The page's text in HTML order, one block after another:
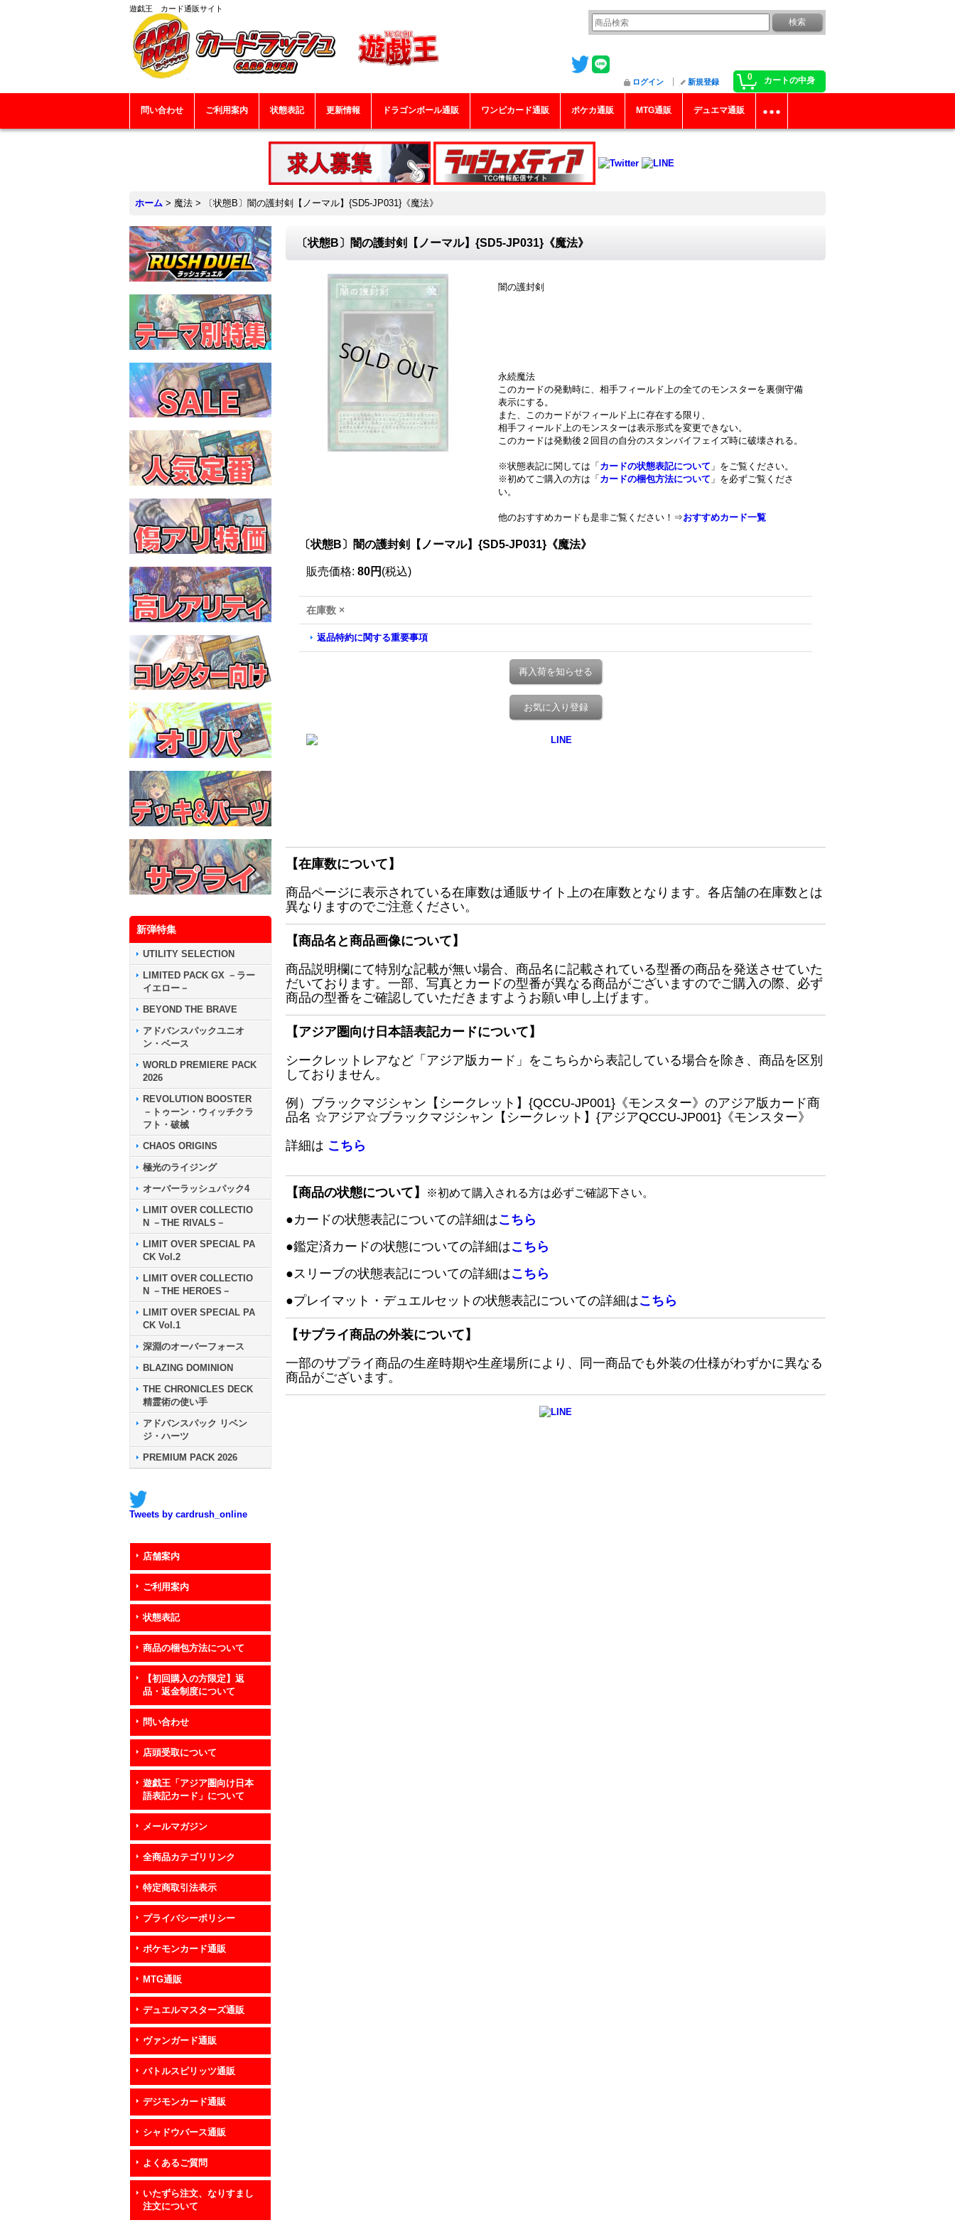
遊戯王 カード通販サイト
0 カートの中身
ログイン 新規登録
問い合わせ ご利用案内 状態表記 更新情報 ドラゴンボール通販 ワンピカード通販 ポケカ通販 MTG通販 デュエマ通販
ホーム > 魔法 > 〔状態B〕闇の護封剣【ノーマル】{SD5-JP031}《魔法》
新弾特集
UTILITY SELECTION
LIMITED PACK GX －ラー
イエロー－
BEYOND THE BRAVE
アドバンスパックユニオ
ン・ベース
WORLD PREMIERE PACK
2026
REVOLUTION BOOSTER
－トゥーン・ウィッチクラ
フト・破械
CHAOS ORIGINS
極光のライジング
オーバーラッシュパック4
LIMIT OVER COLLECTIO
N －THE RIVALS－
LIMIT OVER SPECIAL PA
CK Vol.2
LIMIT OVER COLLECTIO
N －THE HEROES－
LIMIT OVER SPECIAL PA
CK Vol.1
深淵のオーバーフォース
BLAZING DOMINION
THE CHRONICLES DECK
精霊術の使い手
アドバンスパック リベン
ジ・ハーツ
PREMIUM PACK 2026
Tweets by cardrush_online
店舗案内
ご利用案内
状態表記
商品の梱包方法について
【初回購入の方限定】返
品・返金制度について
問い合わせ
店頭受取について
遊戯王「アジア圏向け日本
語表記カード」について
メールマガジン
全商品カテゴリリンク
特定商取引法表示
プライバシーポリシー
ポケモンカード通販
MTG通販
デュエルマスターズ通販
ヴァンガード通販
バトルスピリッツ通販
デジモンカード通販
シャドウバース通販
よくあるご質問
いたずら注文、なりすまし
注文について
〔状態B〕闇の護封剣【ノーマル】{SD5-JP031}《魔法》
闇の護封剣
永続魔法
このカードの発動時に、相手フィールド上の全てのモンスターを裏側守備
表示にする。
また、このカードがフィールド上に存在する限り、
相手フィールド上のモンスターは表示形式を変更できない。
このカードは発動後２回目の自分のスタンバイフェイズ時に破壊される。
※状態表記に関しては「 カードの状態表記について 」をご覧ください。
※初めてご購入の方は「 カードの梱包方法について 」を必ずご覧くださ
い。
他のおすすめカードも是非ご覧ください！⇒おすすめカード一覧
〔状態B〕闇の護封剣【ノーマル】{SD5-JP031}《魔法》
販売価格: 80円 (税込)
在庫数 ×
返品特約に関する重要事項
再入荷を知らせる
お気に入り登録
【在庫数について】
商品ページに表示されている在庫数は通販サイト上の在庫数となります。各店舗の在庫数とは
異なりますのでご注意ください。
【商品名と商品画像について】
商品説明欄にて特別な記載が無い場合、商品名に記載されている型番の商品を発送させていた
だいております。一部、写真とカードの型番が異なる商品がございますのでご購入の際、必ず
商品の型番をご確認していただきますようお願い申し上げます。
【アジア圏向け日本語表記カードについて】
シークレットレアなど「アジア版カード」をこちらから表記している場合を除き、商品を区別
しておりません。
例）ブラックマジシャン【シークレット】{QCCU-JP001}《モンスター》のアジア版カード商
品名 ☆アジア☆ブラックマジシャン【シークレット】{アジアQCCU-JP001}《モンスター》
詳細は こちら
【商品の状態について】 ※初めて購入される方は必ずご確認下さい。
●カードの状態表記についての詳細はこちら
●鑑定済カードの状態についての詳細はこちら
●スリーブの状態表記についての詳細はこちら
●プレイマット・デュエルセットの状態表記についての詳細はこちら
【サプライ商品の外装について】
一部のサプライ商品の生産時期や生産場所により、同一商品でも外装の仕様がわずかに異なる
商品がございます。